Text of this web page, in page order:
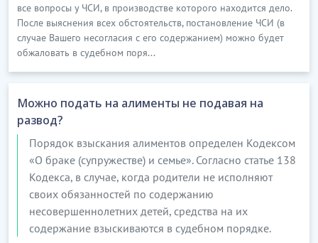
все вопросы у ЧСИ, в производстве которого находится дело.
После выяснения всех обстоятельств, постановление ЧСИ (в
случае Вашего несогласия с его содержанием) можно будет
обжаловать в судебном поря...
Можно подать на алименты не подавая на
развод?
Порядок взыскания алиментов определен Кодексом
«О браке (супружестве) и семье». Согласно статье 138
Кодекса, в случае, когда родители не исполняют
своих обязанностей по содержанию
несовершеннолетних детей, средства на их
содержание взыскиваются в судебном порядке.